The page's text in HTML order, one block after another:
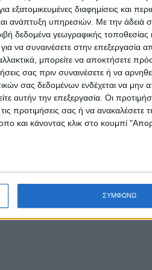
διαφημίσεις και
ανάπτυξη υπηρεσιών. Με την άδειά
δεδομένα γεωγραφικής τοποθεσίας
να συναινέσετε στην επεξεργασία
μπορείτε να αποκτήσετε
σας πριν συναινέσετε ή να
σας δεδομένων ενδέχεται να μην
αυτήν την επεξεργασία. Οι
προτιμήσεις σας ή να ανακαλέσετε
και κάνοντας κλικ στο κουμπί
ΣΥΜΦΩΝΩ
μια
που χάραξαν μια
ζωής που μας
πάθος και την
ψηλά την σημαία
όλα όμως στη ζωή
κάποιος άλλος το
αέναη πορεία των
του έργου του
να συνεχίσουμε την
Εις το